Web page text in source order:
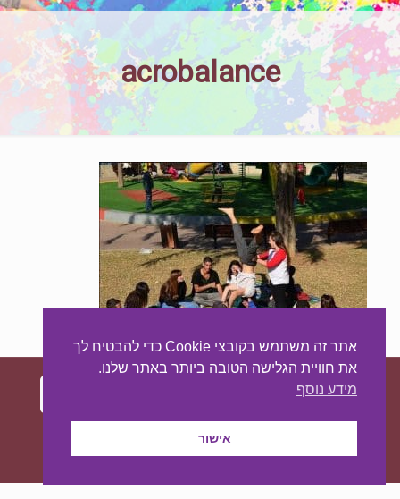
acrobalance
עיצוב ובניית האתר:מאסטר סייט - יצירת נוכחות
באינטרנט
אתר זה משתמש בקובצי Cookie כדי להבטיח לך
את חוויית הגלישה הטובה ביותר באתר שלנו.
מידע נוסף
אישור